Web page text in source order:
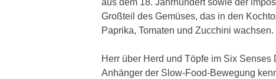
aus dem 18. Jahrhundert sowie der
Großteil des Gemüses, das in den
Paprika, Tomaten und Zucchini wachsen.
Herr über Herd und Töpfe im Six Senses
Anhänger der Slow-Food-Bewegung